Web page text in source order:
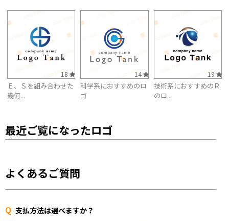
18
Ｅ、Ｓを組み合わせた
幾何...
14
科学系におすすめのロ
ゴ
19
技術系におすすめのＲ
のロ...
最近ご覧になったロゴ
よくあるご質問
Q 支払方法は選べますか？